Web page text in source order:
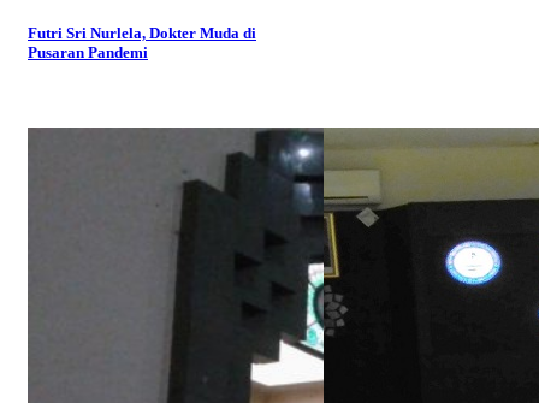
Futri Sri Nurlela, Dokter Muda di
Pusaran Pandemi